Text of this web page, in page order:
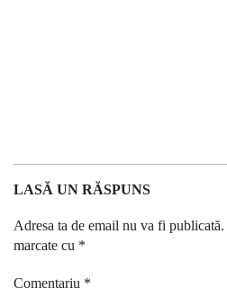
LASĂ UN RĂSPUNS
Adresa ta de email nu va fi publicată.
marcate cu *
Comentariu *